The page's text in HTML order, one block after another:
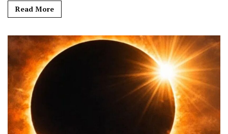
Read More